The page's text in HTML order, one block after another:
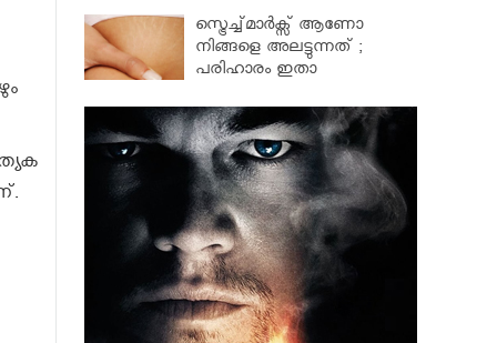
സ്ട്രെച്ച്മാര്‍ക്സ് ആണോ
നിങ്ങളെ അലട്ടുന്നത് ;
പരിഹാരം ഇതാ